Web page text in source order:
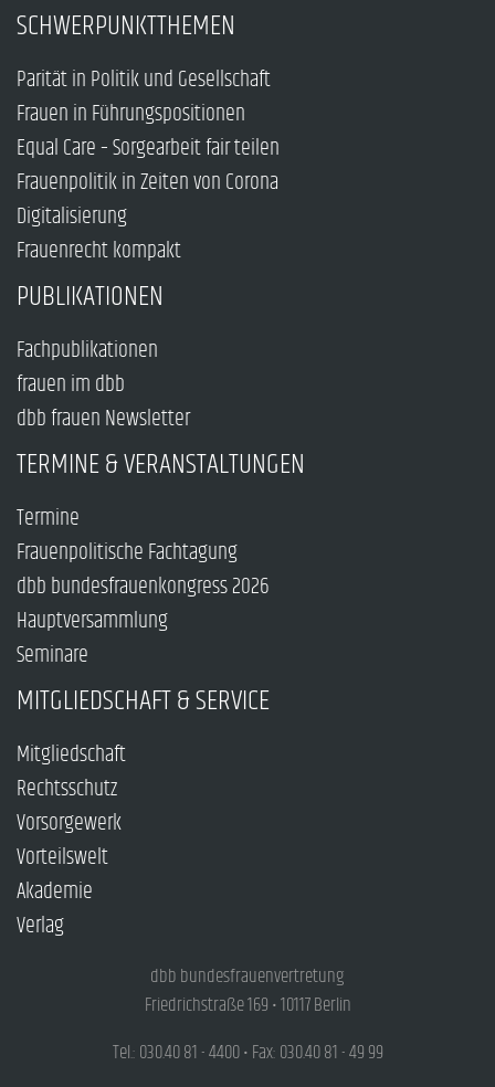
SCHWERPUNKTTHEMEN
Parität in Politik und Gesellschaft
Frauen in Führungspositionen
Equal Care – Sorgearbeit fair teilen
Frauenpolitik in Zeiten von Corona
Digitalisierung
Frauenrecht kompakt
PUBLIKATIONEN
Fachpublikationen
frauen im dbb
dbb frauen Newsletter
TERMINE & VERANSTALTUNGEN
Termine
Frauenpolitische Fachtagung
dbb bundesfrauenkongress 2026
Hauptversammlung
Seminare
MITGLIEDSCHAFT & SERVICE
Mitgliedschaft
Rechtsschutz
Vorsorgewerk
Vorteilswelt
Akademie
Verlag
dbb bundesfrauenvertretung
Friedrichstraße 169 • 10117 Berlin
Tel.: 030.40 81 - 4400 • Fax: 030.40 81 - 49 99